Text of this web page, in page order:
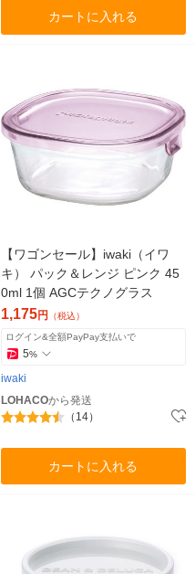
カートに入れる
【ワゴンセール】iwaki（イワ
キ） パック＆レンジ ピンク 45
0ml 1個 AGCテクノグラス
1,175円 （税込）
ログイン&全額PayPay支払いで
5%
iwaki
LOHACOから発送
（14）
カートに入れる